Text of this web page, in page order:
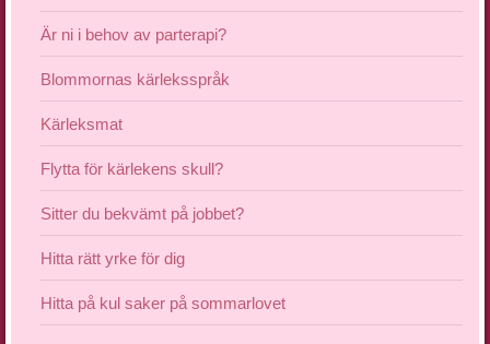
Är ni i behov av parterapi?
Blommornas kärleksspråk
Kärleksmat
Flytta för kärlekens skull?
Sitter du bekvämt på jobbet?
Hitta rätt yrke för dig
Hitta på kul saker på sommarlovet